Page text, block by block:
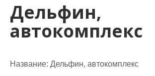
Дельфин,
автокомплекс
Название: Дельфин, автокомплекс